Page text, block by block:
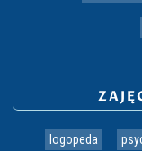
logopeda